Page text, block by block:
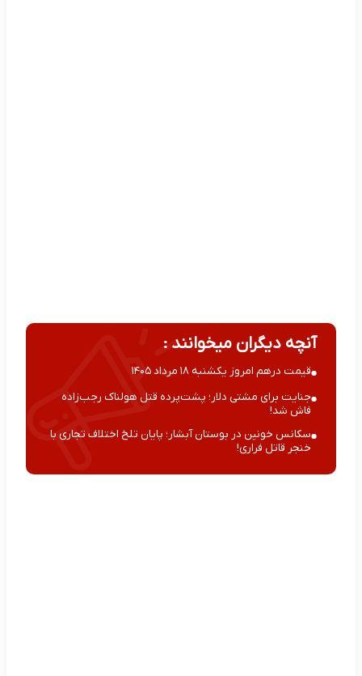
آنچه دیگران میخوانند :
قیمت درهم امروز یکشنبه ۱۸ مرداد ۱۴۰۵
جنایت برای مشتی دلار؛ پشت‌پرده قتل هولناک رجب‌زاده
فاش شد!
سکانس خونین در بوستان آبشار؛ پایان تلخ اختلاف تجاری با
خنجر قاتل فراری!